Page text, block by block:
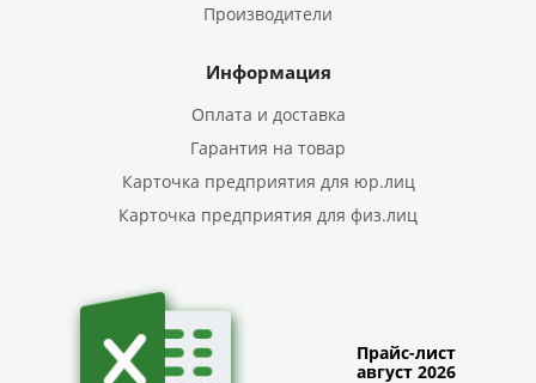
Производители
Информация
Оплата и доставка
Гарантия на товар
Карточка предприятия для юр.лиц
Карточка предприятия для физ.лиц
Прайс-лист
август 2026